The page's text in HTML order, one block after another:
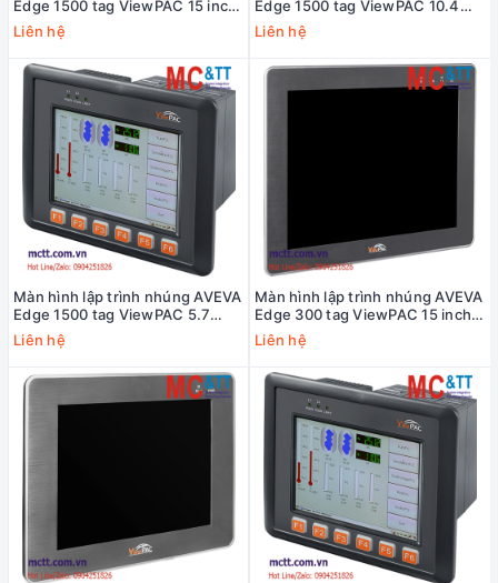
Edge 1500 tag ViewPAC 15 inch
CPU Cortex-A8 + WinCE 7.0
ICP DAS AEV-6231-CE7-1500
Liên hệ
Edge 1500 tag ViewPAC 10.4
inch CPU Cortex-A8 + WinCE
7.0 ICP DAS AEV-4231-CE7-
Liên hệ
Màn hình lập trình nhúng AVEVA
Edge 1500 tag ViewPAC 5.7
inch CPU Cortex-A8 + WinCE
7.0 ICP DAS AEV-1231-CE7-
Liên hệ
Màn hình lập trình nhúng AVEVA
Edge 300 tag ViewPAC 15 inch
CPU Cortex-A8 + WinCE 7.0 ICP
DAS AEV-6231-CE7 CR
Liên hệ